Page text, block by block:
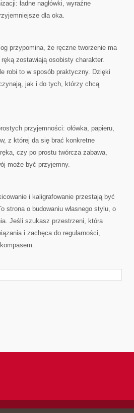
ładne nagłówki, wyraźne
dla oka.
przypomina, że ręczne tworzenie ma
zostawiają osobisty charakter.
robi to w sposób praktyczny. Dzięki
jak i do tych, którzy chcą
przyjemności: ołówka, papieru,
z której da się brać konkretne
czy po prostu twórcza zabawa,
może być przyjemny.
i kaligrafowanie przestają być
strona o budowaniu własnego stylu, o
Jeśli szukasz przestrzeni, która
i zachęca do regularności,